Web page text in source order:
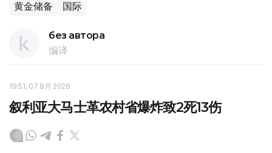
黄金储备 国际
без автора
编译
19:51, 07 8月 2026
叙利亚大马士革农村省爆炸致2死13伤